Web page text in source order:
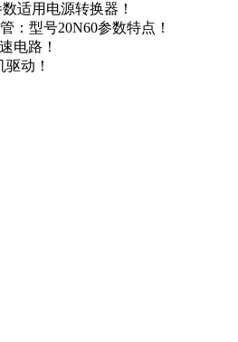
适用电源转换器！
：型号20N60参数特点！
电路！
动！